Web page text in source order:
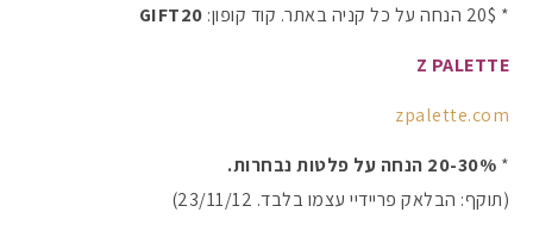
* 20$ הנחה על כל קניה באתר. קוד קופון:
GIFT20
Z PALETTE
zpalette.com
* 20-30% הנחה על פלטות נבחרות.
(תוקף: הבלאק פריידיי עצמו בלבד. 23/11/12)